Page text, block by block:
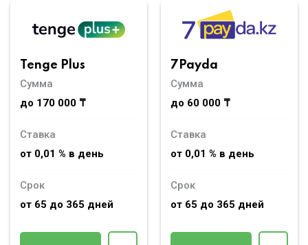
Tenge Plus
Сумма
до 170 000 ₸
Ставка
от 0,01 % в день
Срок
от 65 до 365 дней
7Payda
Сумма
до 60 000 ₸
Ставка
от 0,01 % в день
Срок
от 65 до 365 дней